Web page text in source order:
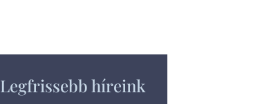
Legfrissebb híreink